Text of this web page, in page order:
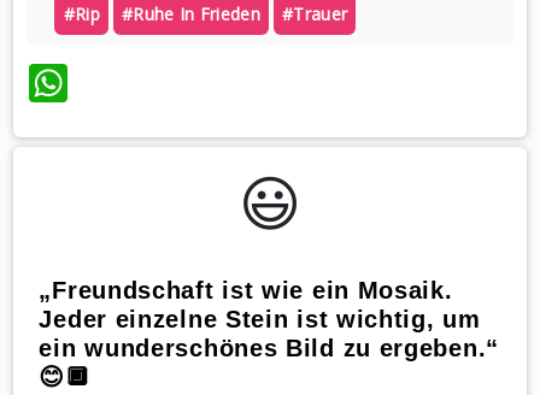
#rip #ruhe In Frieden #trauer
WhatsApp
😃️
„Freundschaft ist wie ein Mosaik.
Jeder einzelne Stein ist wichtig, um
ein wunderschönes Bild zu ergeben.“
😊🔲